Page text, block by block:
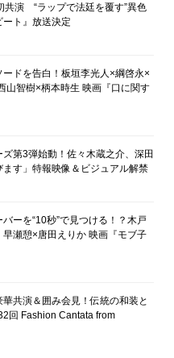
共演 “ラップで法廷を覆す”異色
ート』放送決定
ドを告白！板垣李光人×綱啓永×
山智樹×柄本時生 映画『口に関す
ズ第3弾始動！佐々木蔵之介、深田
す」特報映像＆ビジュアル解禁
ーを“10秒”で見つける！？木戸
瀬憩×唐田えりか 映画『モブ子
共演＆囲み会見！伝統の和装と
回 Fashion Cantata from